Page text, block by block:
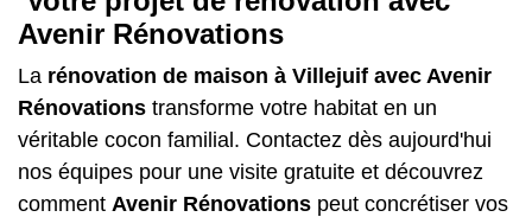
Avenir Rénovations
La rénovation de maison à Villejuif avec Avenir
Rénovations transforme votre habitat en un
véritable cocon familial. Contactez dès aujourd'hui
nos équipes pour une visite gratuite et découvrez
comment Avenir Rénovations peut concrétiser vos